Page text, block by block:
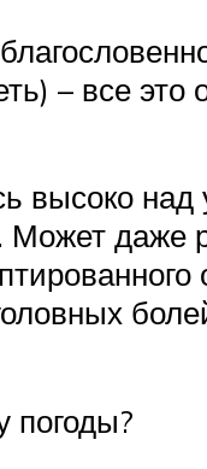
– все это
высоко
даже
погоды?